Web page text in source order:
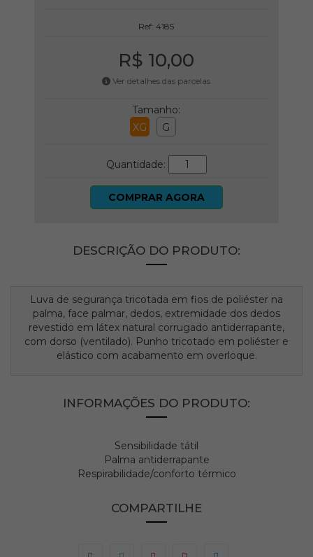
Ref: 4185
R$ 10,00
Ver detalhes das parcelas
Tamanho:
XG
G
Quantidade:
COMPRAR AGORA
DESCRIÇÃO DO PRODUTO:
Luva de segurança tricotada em fios de poliéster na
palma, face palmar, dedos, extremidade dos dedos
revestido em látex natural corrugado antiderrapante,
com dorso (ventilado). Punho tricotado em poliéster e
elástico com acabamento em overloque.
INFORMAÇÕES DO PRODUTO:
Sensibilidade tátil
Palma antiderrapante
Respirabilidade/conforto térmico
COMPARTILHE